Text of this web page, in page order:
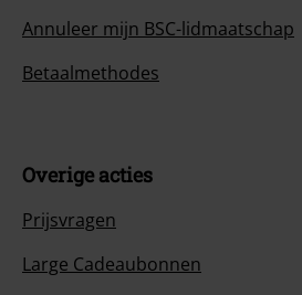
Annuleer mijn BSC-lidmaatschap
Betaalmethodes
Overige acties
Prijsvragen
Large Cadeaubonnen